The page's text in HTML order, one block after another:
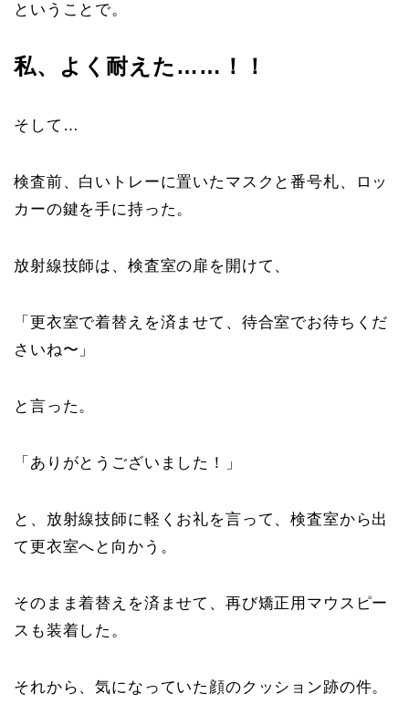
ということで。
私、よく耐えた……！！
そして…
検査前、白いトレーに置いたマスクと番号札、ロッ
カーの鍵を手に持った。
放射線技師は、検査室の扉を開けて、
「更衣室で着替えを済ませて、待合室でお待ちくだ
さいね〜」
と言った。
「ありがとうございました！」
と、放射線技師に軽くお礼を言って、検査室から出
て更衣室へと向かう。
そのまま着替えを済ませて、再び矯正用マウスピー
スも装着した。
それから、気になっていた顔のクッション跡の件。